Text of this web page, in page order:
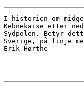
I historien om
Kebnekaise etter
Sydpolen. Betyr
Sverige, på linje
Erik Hørthe